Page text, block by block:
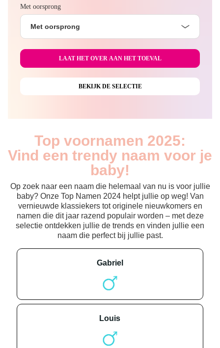
Met oorsprong
Met oorsprong
Top voornamen 2025:
Vind een trendy naam voor je
baby!
Op zoek naar een naam die helemaal van nu is voor jullie
baby? Onze Top Namen 2024 helpt jullie op weg! Van
vernieuwde klassiekers tot originele nieuwkomers en
namen die dit jaar razend populair worden – met deze
selectie ontdekken jullie de trends en vinden jullie een
naam die perfect bij jullie past.
gabriel
louis